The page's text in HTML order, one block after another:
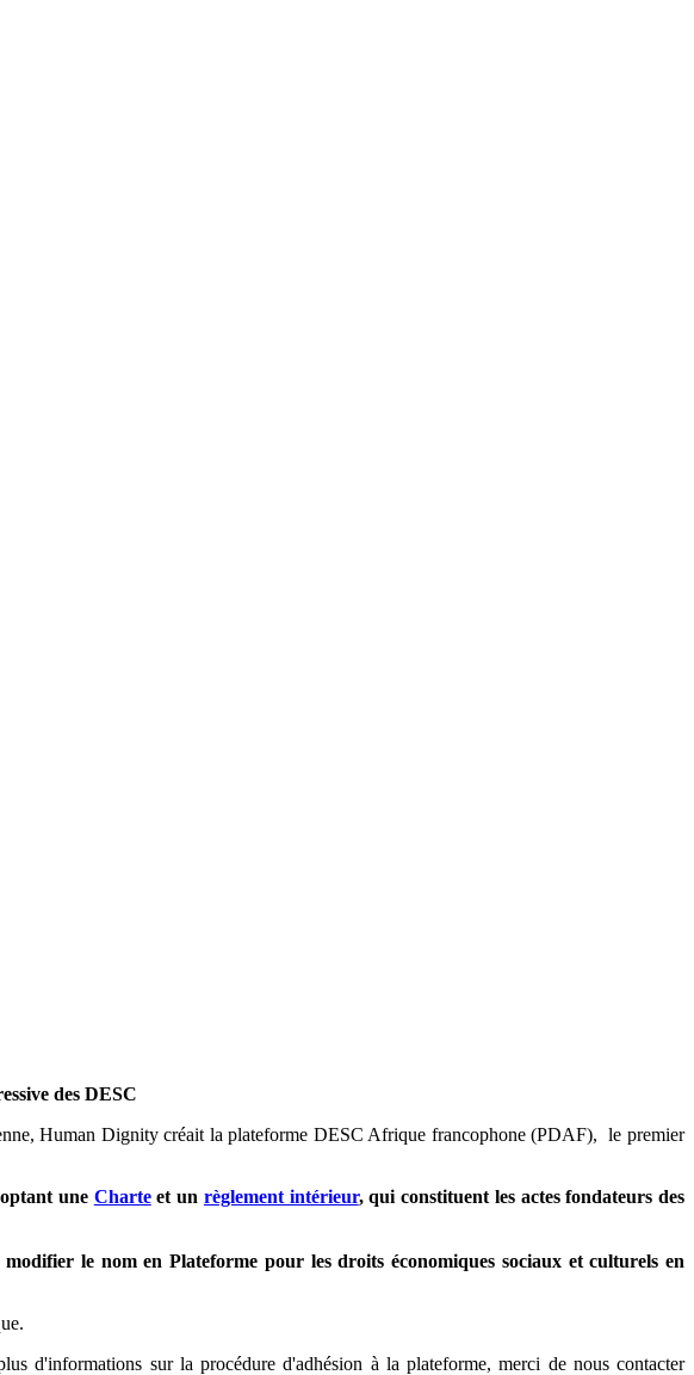
des DESC
Human Dignity créait la plateforme DESC Afrique francophone (PDAF), le premier
une Charteet un règlement intérieur, qui constituent les actes fondateurs des
modifier le nom en Plateforme pour les droits économiques sociaux et culturels en
d'informations sur la procédure d'adhésion à la plateforme, merci de nous contacter